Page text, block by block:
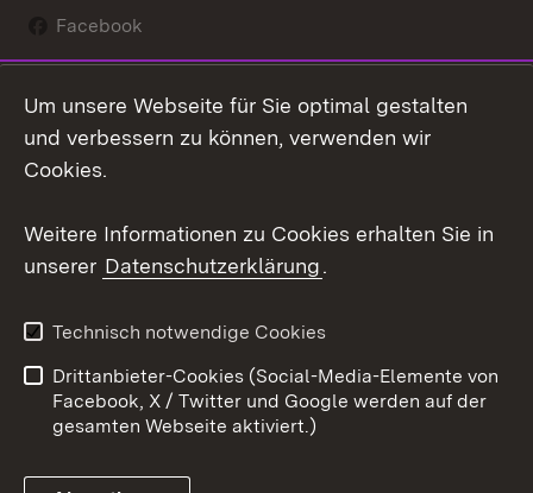
Facebook
Social Wall
Youtube
Kontakt
Datenschutz
Barrierefreiheit
Impressum Cookies
Um unsere Webseite für Sie optimal gestalten
und verbessern zu können, verwenden wir
Cookies.
Weitere Informationen zu Cookies erhalten Sie in
unserer Datenschutzerklärung.
Technisch notwendige Cookies
Drittanbieter-Cookies (Social-Media-Elemente von
Facebook, X / Twitter und Google werden auf der
gesamten Webseite aktiviert.)